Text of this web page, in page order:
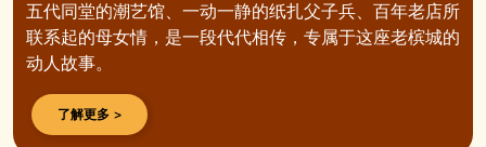
五代同堂的潮艺馆、一动一静的纸扎父子兵、百年老店所
联系起的母女情，是一段代代相传，专属于这座老槟城的
动人故事。
了解更多 >